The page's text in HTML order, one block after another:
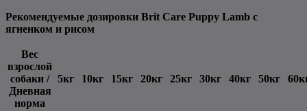
Рекомендуемые дозировки Brit Care Puppy Lamb с
ягненком и рисом
Вес
взрослой
собаки /
Дневная
норма
5кг 10кг 15кг 20кг 25кг 30кг 40кг 50кг